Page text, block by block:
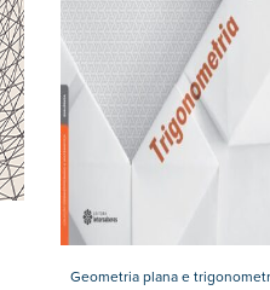
Geometria plana e